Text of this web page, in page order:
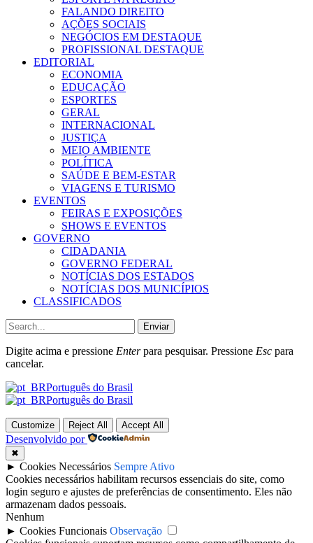
FALANDO DIREITO
AÇÕES SOCIAIS
NEGÓCIOS EM DESTAQUE
PROFISSIONAL DESTAQUE
EDITORIAL
ECONOMIA
EDUCAÇÃO
ESPORTES
GERAL
INTERNACIONAL
JUSTIÇA
MEIO AMBIENTE
POLÍTICA
SAÚDE E BEM-ESTAR
VIAGENS E TURISMO
EVENTOS
FEIRAS E EXPOSIÇÕES
SHOWS E EVENTOS
GOVERNO
CIDADANIA
GOVERNO FEDERAL
NOTÍCIAS DOS ESTADOS
NOTÍCIAS DOS MUNICÍPIOS
CLASSIFICADOS
Enviar
Digite acima e pressione Enterpara pesquisar. Pressione Esc para
cancelar.
Português do Brasil
Português do Brasil
Customize Reject All Accept All
Desenvolvido por
✖
► Cookies Necessários Sempre Ativo
Cookies necessários habilitam recursos essenciais do site, como
login seguro e ajustes de preferências de consentimento. Eles não
armazenam dados pessoais.
Nenhum
► Cookies Funcionais Observação